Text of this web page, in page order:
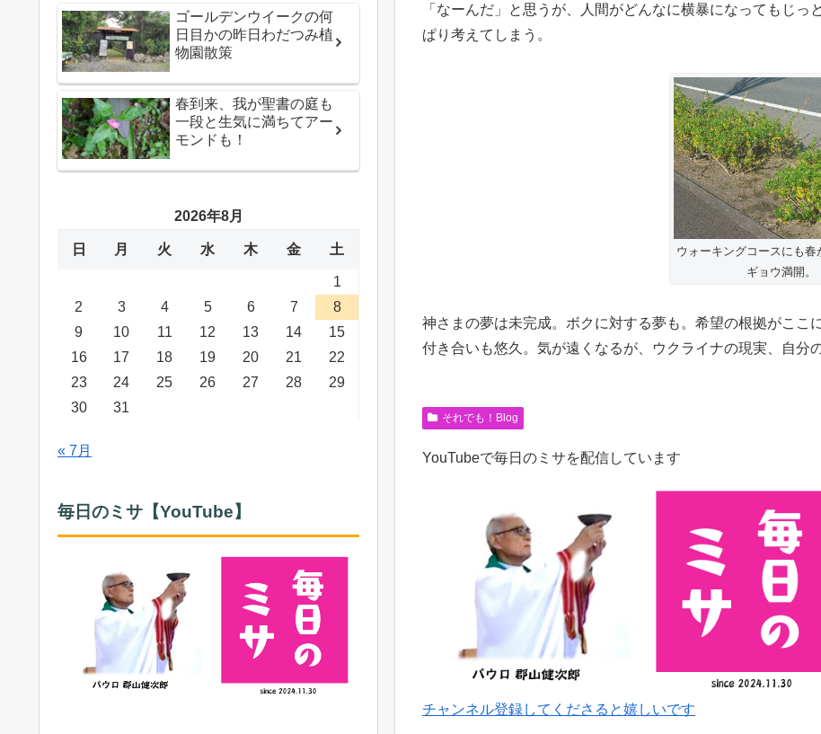
「なーんだ」と思うが、人間がどんなに横暴になってもじ
ぱり考えてしまう。
ウォーキングコースにも春
ギョウ満開。
神さまの夢は未完成。ボクに対する夢も。希望の根拠がここ
付き合いも悠久。気が遠くなるが、ウクライナの現実、自分
それでも！Blog
YouTubeで毎日のミサを配信しています
チャンネル登録してくださると嬉しいです
ゴールデンウイークの何
日目かの昨日わだつみ植
物園散策
春到来、我が聖書の庭も
一段と生気に満ちてアー
モンドも！
2026年8月
日 月 火 水 木 金 土
1
2
3 4 5 6 7
8
9
10 11 12 13 14
15
16
17 18 19 20 21
22
23
24 25 26 27 28
29
30
31
« 7月
毎日のミサ【YouTube】